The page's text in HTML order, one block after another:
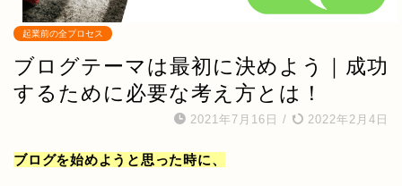
起業前の全プロセス
ブログテーマは最初に決めよう｜成功
するために必要な考え方とは！
2021年7月16日 / 2022年2月4日
ブログを始めようと思った時に、